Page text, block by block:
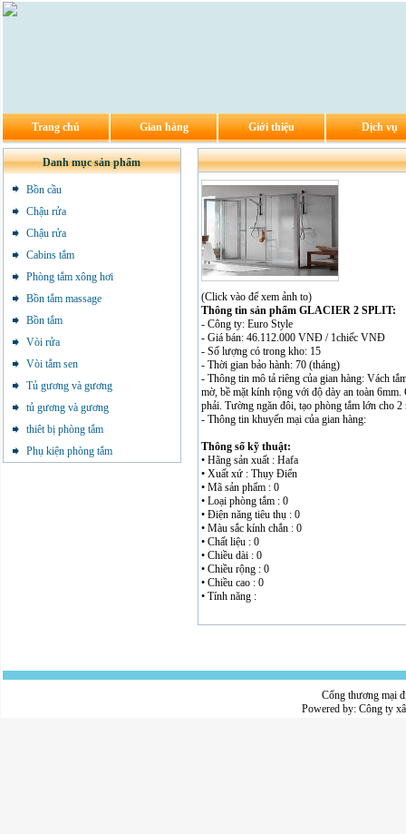
Trang chủ Gian hàng Giới thiệu Dịch vụ
Danh mục sản phẩm
Bồn cầu
Chậu rửa
Chậu rửa
Cabins tắm
Phòng tắm xông hơi
Bồn tắm massage
Bồn tắm
Vòi rửa
Vòi tắm sen
Tủ gương và gương
tủ gương và gương
thiêt bị phòng tắm
Phụ kiện phòng tắm
(Click vào để xem ảnh to)
Thông tin sản phẩm GLACIER 2 SPLIT:
- Công ty: Euro Style
- Giá bán: 46.112.000 VNĐ / 1chiếc VNĐ
- Số lượng có trong kho: 15
- Thời gian bảo hành: 70 (tháng)
- Thông tin mô tả riêng của gian hàng: Vách
mờ, bề mặt kính rộng với độ dày an toàn
phải. Tường ngăn đôi, tạo phòng tắm lớn cho
- Thông tin khuyến mại của gian hàng:
Thông số kỹ thuật:
• Hãng sản xuất : Hafa
• Xuất xứ : Thụy Điển
• Mã sản phẩm : 0
• Loại phòng tắm : 0
• Điện năng tiêu thụ : 0
• Màu sắc kính chắn : 0
• Chất liệu : 0
• Chiều dài : 0
• Chiều rộng : 0
• Chiều cao : 0
• Tính năng :
Cổng thương mại
Powered by: Công ty